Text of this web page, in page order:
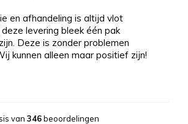
en afhandeling is altijd vlot
levering bleek één pak
Deze is zonder problemen
kunnen alleen maar positief zijn!
van 346beoordelingen